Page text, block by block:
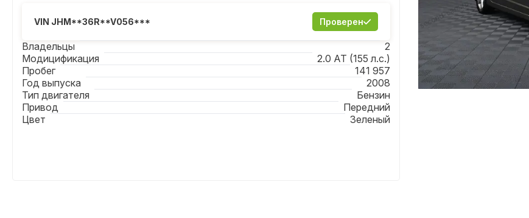
VIN JHM**36R**V056*** Проверен
Владельцы
2
Модицификация
2.0 AT (155 л.с.)
Пробег
141 957
Год выпуска
2008
Тип двигателя
Бензин
Привод
Передний
Цвет
Зеленый